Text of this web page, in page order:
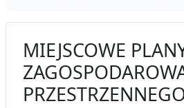
MIEJSCOWE